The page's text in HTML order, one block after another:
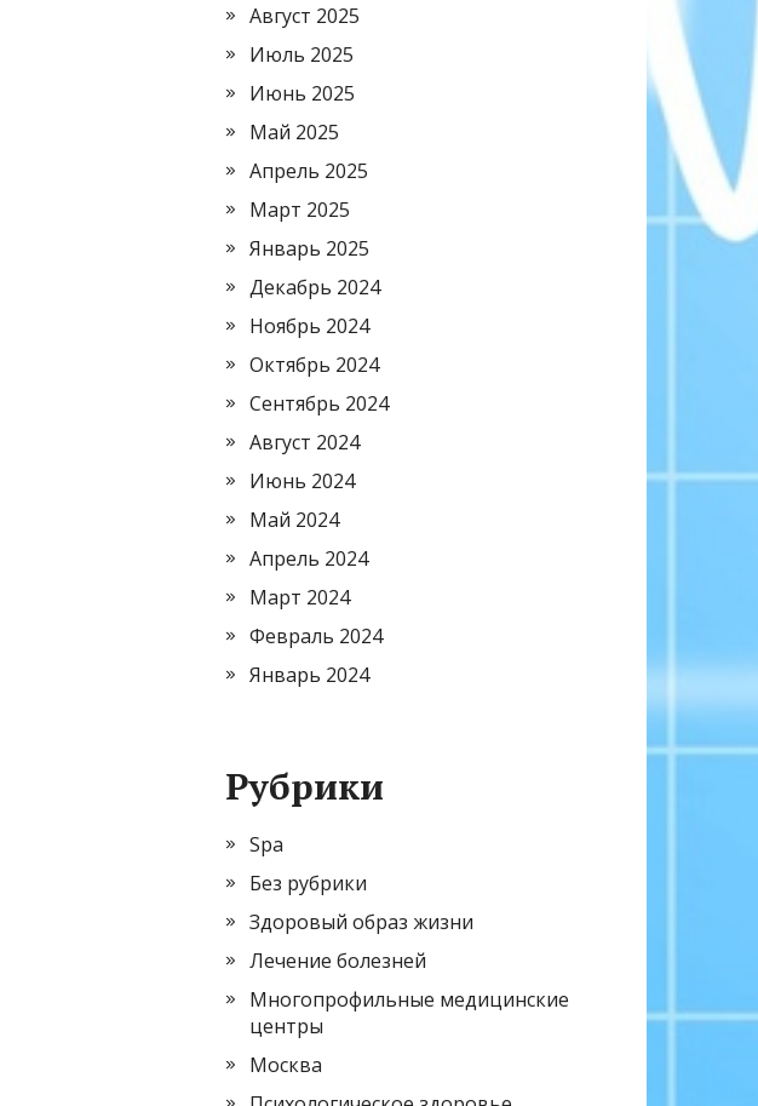
Август 2025
Июль 2025
Июнь 2025
Май 2025
Апрель 2025
Март 2025
Январь 2025
Декабрь 2024
Ноябрь 2024
Октябрь 2024
Сентябрь 2024
Август 2024
Июнь 2024
Май 2024
Апрель 2024
Март 2024
Февраль 2024
Январь 2024
Рубрики
Spa
Без рубрики
Здоровый образ жизни
Лечение болезней
Многопрофильные медицинские
центры
Москва